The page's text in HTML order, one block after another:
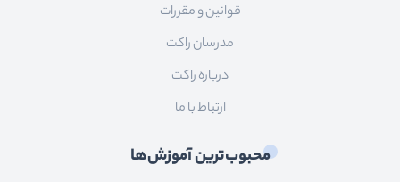
قوانین و مقررات
مدرسان راکت
درباره راکت
ارتباط با ما
محبوب‌ترین آموزش‌ها